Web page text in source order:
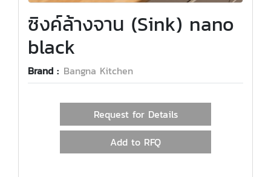
ซิงค์ล้างจาน (Sink) nano
black
Brand : Bangna Kitchen
Request for Details
Add to RFQ